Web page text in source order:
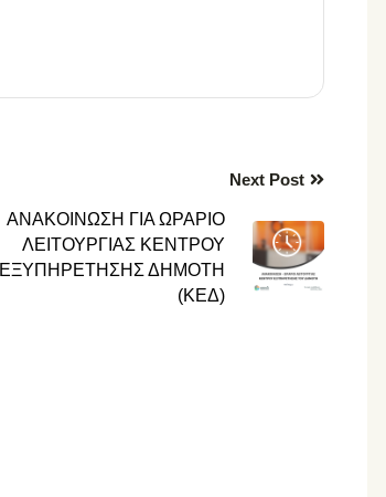
Next Post
ΑΝΑΚΟΙΝΩΣΗ ΓΙΑ ΩΡΑΡΙΟ
ΛΕΙΤΟΥΡΓΙΑΣ ΚΕΝΤΡΟΥ
ΕΞΥΠΗΡΕΤΗΣΗΣ ΔΗΜΟΤΗ
(ΚΕΔ)